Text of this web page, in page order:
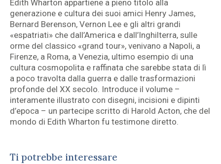
Edith Wharton appartiene a pieno titolo alla
generazione e cultura dei suoi amici Henry James,
Bernard Berenson, Vernon Lee e gli altri grandi
«espatriati» che dall’America e dall’Inghilterra, sulle
orme del classico «grand tour», venivano a Napoli, a
Firenze, a Roma, a Venezia, ultimo esempio di una
cultura cosmopolita e raffinata che sarebbe stata di lì
a poco travolta dalla guerra e dalle trasformazioni
profonde del XX secolo. Introduce il volume –
interamente illustrato con disegni, incisioni e dipinti
d’epoca – un partecipe scritto di Harold Acton, che del
mondo di Edith Wharton fu testimone diretto.
Ti potrebbe interessare